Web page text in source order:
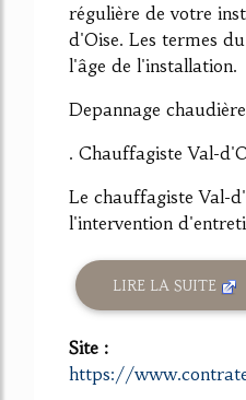
régulière de votre
d'Oise. Les termes
l'âge de l'installation.
Depannage
. Chauffagiste Val-
Le chauffagiste Val-
l'intervention
LIRE LA SUITE
Site :
https://